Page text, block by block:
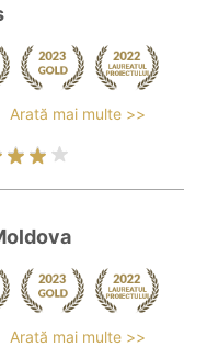
Arată mai multe >>
Arată mai multe >>